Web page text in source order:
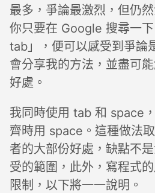
最多，爭論最激烈，但仍
你只要在 Google 搜尋一
tab」，便可以感受到爭論
會分享我的方法，並盡可
好處。
我同時使用 tab 和 space
齊時用 space。這種做法
者的大部份好處，缺點不
受的範圍，此外，寫程式
限制，以下將一一說明。